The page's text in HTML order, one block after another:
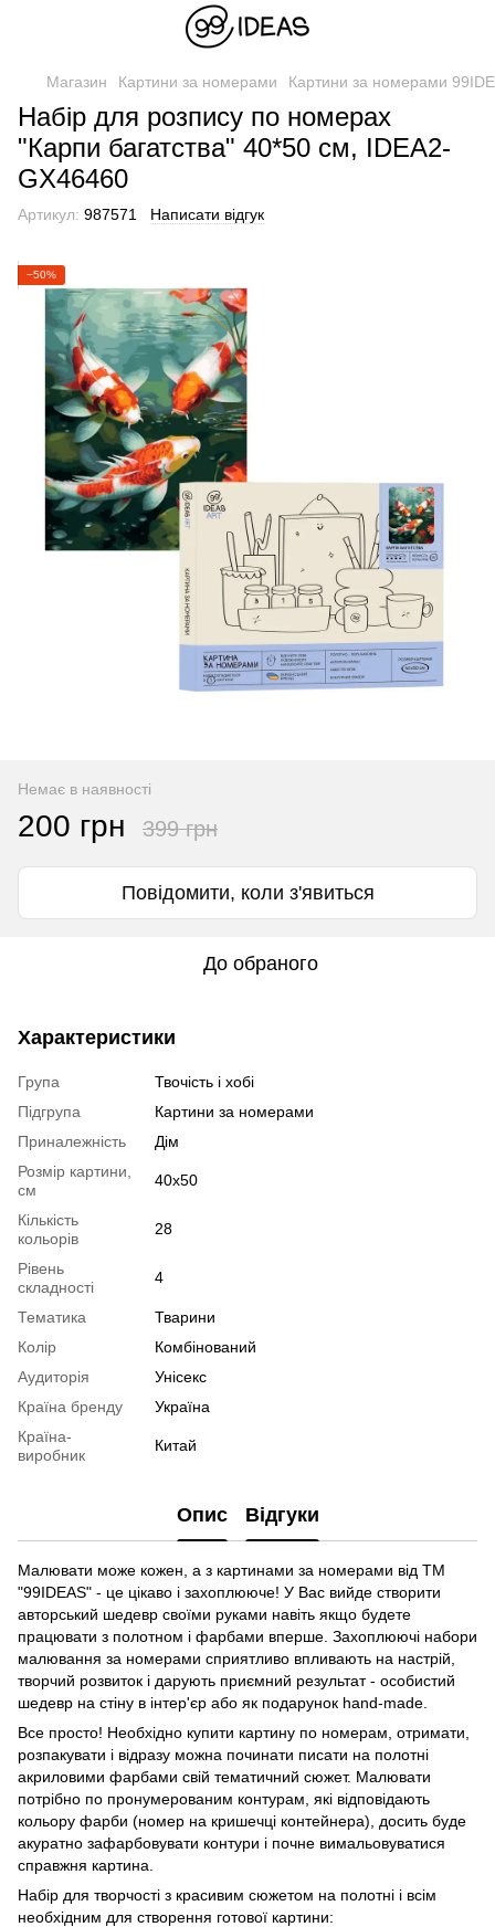
Магазин Картини за номерами Картини за номерами
Набір для розпису по номерах
"Карпи багатства" 40*50 см, IDEA2-
GX46460
Артикул: 987571 Написати відгук
−50%
Немає в наявності
200 грн 399 грн
Повідомити, коли з'явиться
До обраного
Характеристики
Група
Твочість і хобі
Підгрупа
Картини за номерами
Приналежність
Дім
Розмір картини,
см
40х50
Кількість
кольорів
28
Рівень
складності
4
Тематика
Тварини
Колір
Комбінований
Аудиторія
Унісекс
Країна бренду
Україна
Країна-
виробник
Китай
Опис Відгуки
Малювати може кожен, а з картинами за номерами від ТМ
"99IDEAS" - це цікаво і захоплююче! У Вас вийде створити
авторський шедевр своїми руками навіть якщо будете
працювати з полотном і фарбами вперше. Захоплюючі набори
малювання за номерами сприятливо впливають на настрій,
творчий розвиток і дарують приємний результат - особистий
шедевр на стіну в інтер'єр або як подарунок hand-made.
Все просто! Необхідно купити картину по номерам, отримати,
розпакувати і відразу можна починати писати на полотні
акриловими фарбами свій тематичний сюжет. Малювати
потрібно по пронумерованим контурам, які відповідають
кольору фарби (номер на кришечці контейнера), досить буде
акуратно зафарбовувати контури і почне вимальовуватися
справжня картина.
Набір для творчості з красивим сюжетом на полотні і всім
необхідним для створення готової картини: